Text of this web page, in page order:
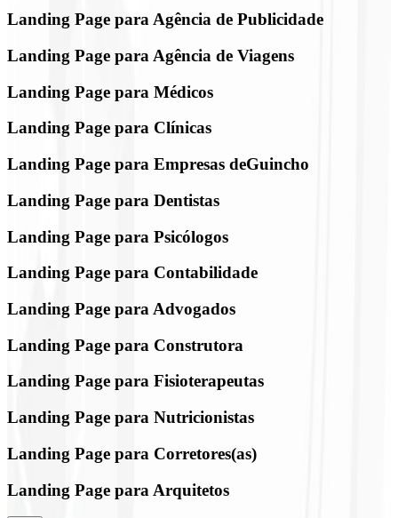
Landing Page para Agência de Publicidade
Landing Page para Agência de Viagens
Landing Page para Médicos
Landing Page para Clínicas
Landing Page para Empresas deGuincho
Landing Page para Dentistas
Landing Page para Psicólogos
Landing Page para Contabilidade
Landing Page para Advogados
Landing Page para Construtora
Landing Page para Fisioterapeutas
Landing Page para Nutricionistas
Landing Page para Corretores(as)
Landing Page para Arquitetos